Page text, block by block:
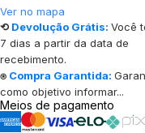
Ver no mapa
⟲ Devolução Grátis: Você
7 dias a partir da data de
recebimento.
⍟ Compra Garantida:
como objetivo informar...
Meios de pagamento